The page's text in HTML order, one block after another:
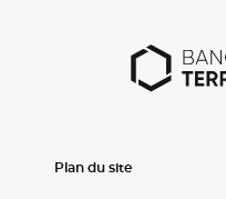
Plan du site